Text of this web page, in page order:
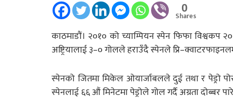
0
Shares
काठमाडौं। २०१० को च्याम्पियन स्पेन फिफा विश्वकप
अष्ट्रियालाई ३–० गोलले हराउँदै स्पेनले
स्पेनको जितमा मिकेल ओयार्जाबलले दुई तथा र पेड्रो
स्पेनलाई ६६ औं मिनेटमा पेड्रोले गोल गर्दै अग्रता दोब्बर